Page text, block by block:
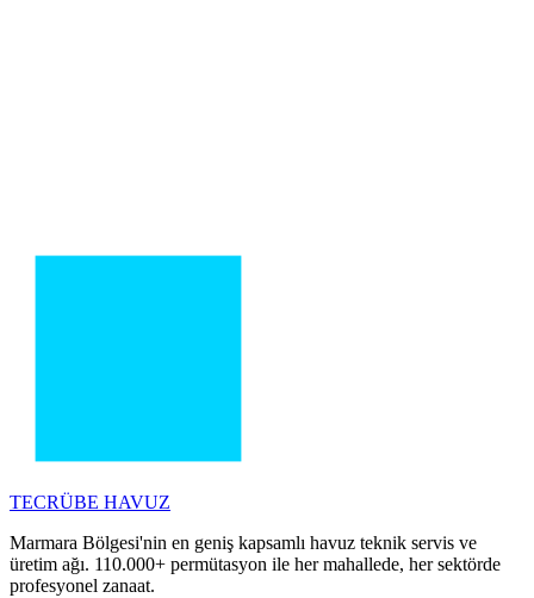
TECRÜBE HAVUZ
Marmara Bölgesi'nin en geniş kapsamlı havuz teknik servis ve
üretim ağı. 110.000+ permütasyon ile her mahallede, her sektörde
profesyonel zanaat.